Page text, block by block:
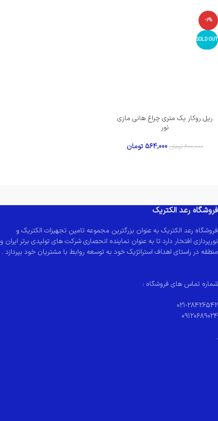
-6%
SOLD OUT
ریل روکار یک متری چراغ هانی مازی
نور
600,000 تومان 564,000 تومان
فروشگاه رعد الکتریک
فروشگاه رعد الکتریک به عنوان بزرگترین مجموعه تامین تجهیزات الکتریک و
نورپردازی افتخار دارد تا به عنوان نماینده انحصاری شرکت های تولیدی برتر ایران و
منطقه در راستای اهداف استراتژیک خود به توسعه روابط با مشتریان خود بپردازد .
شماره تماس های فروشگاه :
021-28426542
09120689024
.